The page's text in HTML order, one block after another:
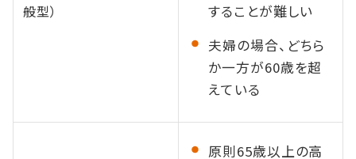
般型）
することが難しい
夫婦の場合、どちら
か一方が60歳を超
えている
原則65歳以上の高